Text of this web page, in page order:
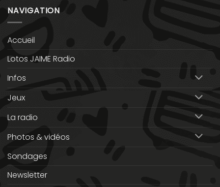
NAVIGATION
Accueil
Lotos JAIME Radio
Infos
Jeux
La radio
Photos & vidéos
Sondages
Newsletter